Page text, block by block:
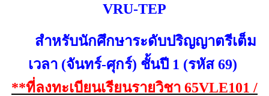
VRU-TEP
สำหรับนักศึกษาระดับปริญญาตรีเต็ม
เวลา (จันทร์-ศุกร์) ชั้นปี 1 (รหัส 69)
**ที่ลงทะเบียนเรียนรายวิชา 65VLE101 /